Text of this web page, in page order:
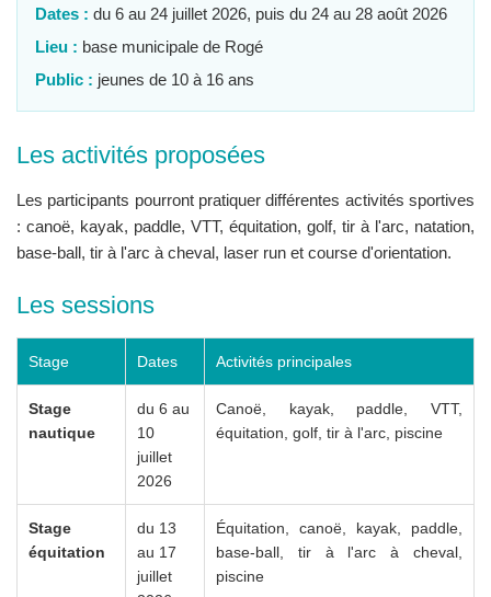
Dates : du 6 au 24 juillet 2026, puis du 24 au 28 août 2026
Lieu : base municipale de Rogé
Public : jeunes de 10 à 16 ans
Les activités proposées
Les participants pourront pratiquer différentes activités sportives
: canoë, kayak, paddle, VTT, équitation, golf, tir à l'arc, natation,
base-ball, tir à l'arc à cheval, laser run et course d'orientation.
Les sessions
Stage Dates Activités principales
Stage
nautique
du 6 au
10
juillet
2026
Canoë, kayak, paddle, VTT,
équitation, golf, tir à l'arc, piscine
Stage
équitation
du 13
au 17
juillet
Équitation, canoë, kayak, paddle,
base-ball, tir à l'arc à cheval,
piscine